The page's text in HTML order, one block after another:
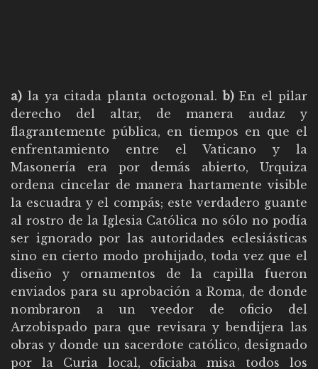
a) la ya citada planta octogonal.b)En el pilar
derecho del altar, de manera audaz y
flagrantemente pública, en tiempos en que el
enfrentamiento entre el Vaticano y la
Masonería era por demás abierto, Urquiza
ordena cincelar de manera hartamente visible
la escuadra y el compás; este verdadero guante
al rostro de la Iglesia Católica no sólo no podía
ser ignorado por las autoridades eclesiásticas
sino en cierto modo prohijado, toda vez que el
diseño y ornamentos de la capilla fueron
enviados para su aprobación a Roma, de donde
nombraron a un veedor de oficio del
Arzobispado para que revisara y bendijera las
obras y donde un sacerdote católico, designado
por la Curia local, oficiaba misa todos los